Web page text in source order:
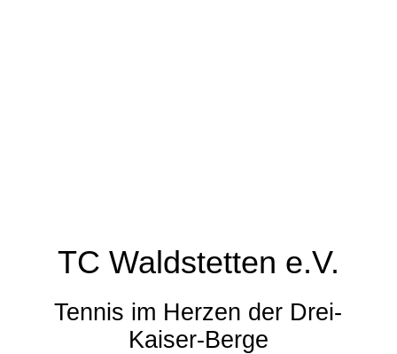
TC Waldstetten e.V.
Tennis im Herzen der Drei-
Kaiser-Berge